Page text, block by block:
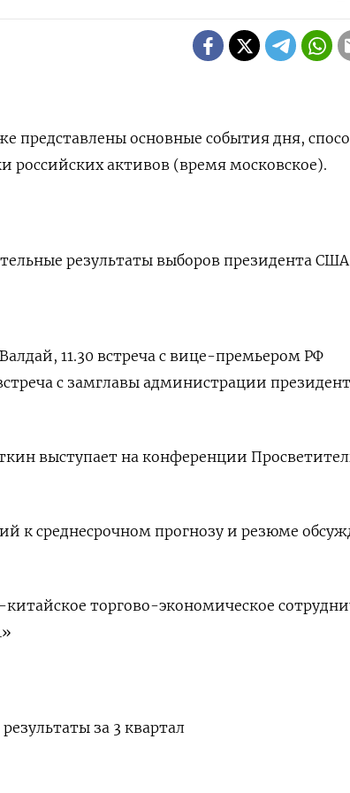
основные события дня,
российских активов (время московское).
результаты выборов президента США
11.30 встреча с вице-премьером РФ
с замглавы администрации
выступает на конференции
к среднесрочном прогнозу и резюме
торгово-экономическое
за 3 квартал